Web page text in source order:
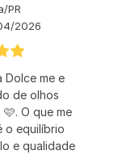
/PR
2026
Dolce me e
de olhos
O que me
o equilíbrio
e qualidade